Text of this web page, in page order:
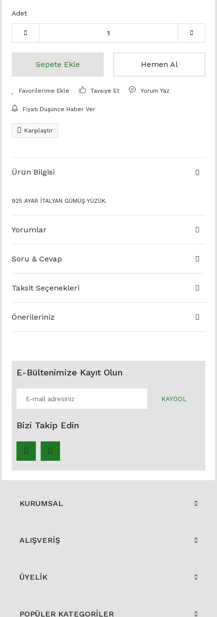
Adet
Sepete Ekle Hemen Al
Tavsiye Et Yorum Yaz
Fiyatı Düşünce Haber Ver
Karşılaştır
Ürün Bilgisi
925 AYAR İTALYAN GÜMÜŞ YÜZÜK.
Yorumlar
Soru & Cevap
Taksit Seçenekleri
Önerileriniz
E-Bültenimize Kayıt Olun
KAYDOL
Bizi Takip Edin
KURUMSAL
ALIŞVERİŞ
ÜYELİK
POPÜLER KATEGORİLER